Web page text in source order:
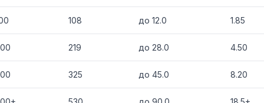
108 до 12.0 1.85
219 до 28.0 4.50
325 до 45.0 8.20